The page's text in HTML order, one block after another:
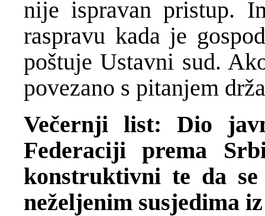
nije ispravan pristup.
raspravu kada je
poštuje Ustavni sud.
povezano s pitanjem
Večernji list: Dio
Federaciji prema
konstruktivni te da
neželjenim susjedima